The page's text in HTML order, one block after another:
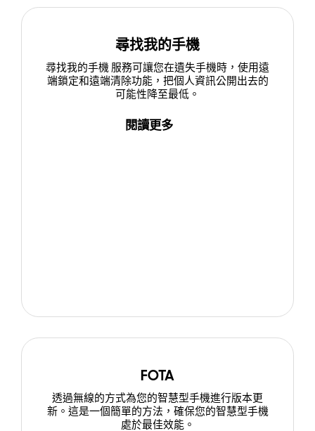
尋找我的手機
尋找我的手機 服務可讓您在遺失手機時，使用遠
端鎖定和遠端清除功能，把個人資訊公開出去的
可能性降至最低。
閱讀更多
FOTA
透過無線的方式為您的智慧型手機進行版本更
新。這是一個簡單的方法，確保您的智慧型手機
處於最佳效能。